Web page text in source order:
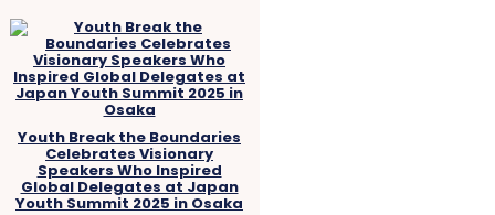
Youth Break the Boundaries
Celebrates Visionary
Speakers Who Inspired
Global Delegates at Japan
Youth Summit 2025 in Osaka